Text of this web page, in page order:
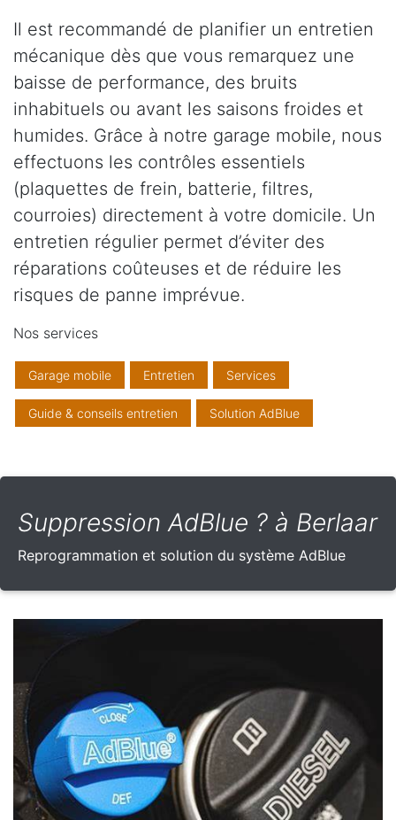
Il est recommandé de planifier un entretien
mécanique dès que vous remarquez une
baisse de performance, des bruits
inhabituels ou avant les saisons froides et
humides. Grâce à notre garage mobile, nous
effectuons les contrôles essentiels
(plaquettes de frein, batterie, filtres,
courroies) directement à votre domicile. Un
entretien régulier permet d’éviter des
réparations coûteuses et de réduire les
risques de panne imprévue.
Nos services
Garage mobile Entretien Services
Guide & conseils entretien Solution AdBlue
Suppression AdBlue ? à Berlaar
Reprogrammation et solution du système AdBlue